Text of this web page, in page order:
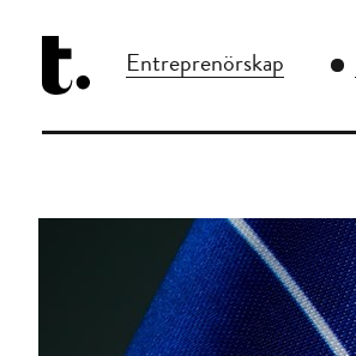
Entreprenörskap